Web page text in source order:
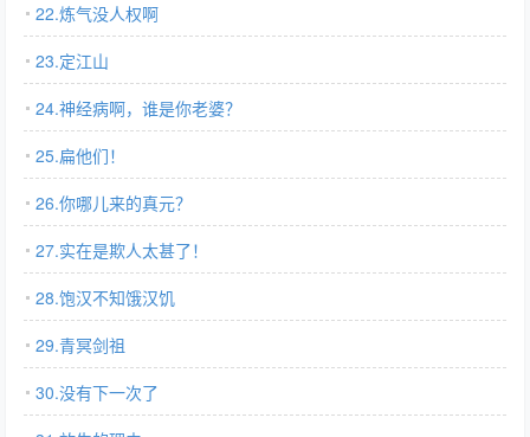
22.炼气没人权啊
23.定江山
24.神经病啊，谁是你老婆？
25.扁他们！
26.你哪儿来的真元？
27.实在是欺人太甚了！
28.饱汉不知饿汉饥
29.青冥剑祖
30.没有下一次了